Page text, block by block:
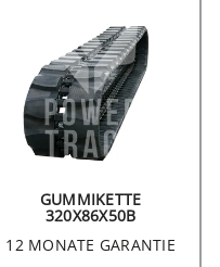
GUMMIKETTE
320X86X50B
12 MONATE GARANTIE